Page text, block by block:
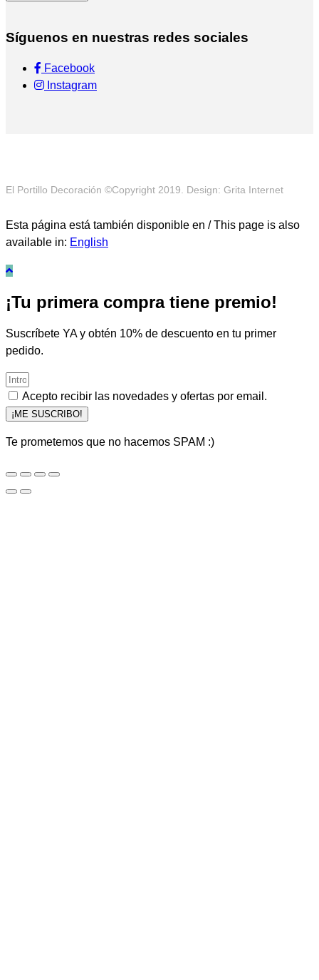
Síguenos en nuestras redes sociales
Facebook
Instagram
El Portillo Decoración ©Copyright 2019. Design: Grita Internet
Esta página está también disponible en / This page is also
available in: English
¡Tu primera compra tiene premio!
Suscríbete YA y obtén 10% de descuento en tu primer
pedido.
Acepto recibir las novedades y ofertas por email.
¡ME SUSCRIBO!
Te prometemos que no hacemos SPAM :)